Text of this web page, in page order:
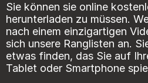
Sie können sie online
herunterladen zu müssen.
nach einem einzigartigen
sich unsere Ranglisten an.
etwas finden, das Sie auf
Tablet oder Smartphone